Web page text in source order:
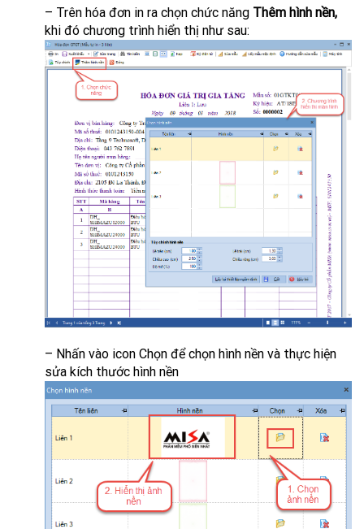
– Trên hóa đơn in ra chọn chức năng Thêm hình nền,
khi đó chương trình hiển thị như sau:
– Nhấn vào icon Chọn để chọn hình nền và thực hiện
sửa kích thước hình nền